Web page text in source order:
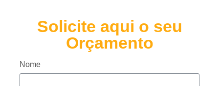
Solicite aqui o seu
Orçamento
Nome